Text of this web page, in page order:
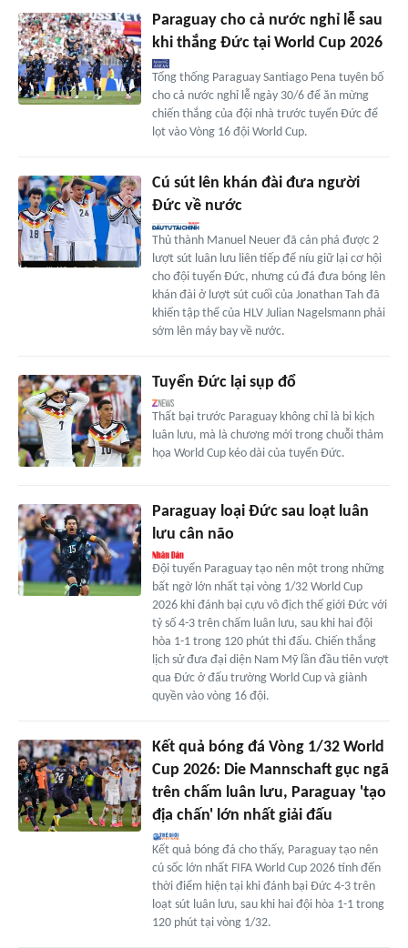
Paraguay cho cả nước nghỉ lễ sau
khi thắng Đức tại World Cup 2026
Tổng thống Paraguay Santiago Pena tuyên bố
cho cả nước nghỉ lễ ngày 30/6 để ăn mừng
chiến thắng của đội nhà trước tuyển Đức để
lọt vào Vòng 16 đội World Cup.
Cú sút lên khán đài đưa người
Đức về nước
Thủ thành Manuel Neuer đã cản phá được 2
lượt sút luân lưu liên tiếp để níu giữ lại cơ hội
cho đội tuyển Đức, nhưng cú đá đưa bóng lên
khán đài ở lượt sút cuối của Jonathan Tah đã
khiến tập thể của HLV Julian Nagelsmann phải
sớm lên máy bay về nước.
Tuyển Đức lại sụp đổ
Thất bại trước Paraguay không chỉ là bi kịch
luân lưu, mà là chương mới trong chuỗi thảm
họa World Cup kéo dài của tuyển Đức.
Paraguay loại Đức sau loạt luân
lưu cân não
Đội tuyển Paraguay tạo nên một trong những
bất ngờ lớn nhất tại vòng 1/32 World Cup
2026 khi đánh bại cựu vô địch thế giới Đức với
tỷ số 4-3 trên chấm luân lưu, sau khi hai đội
hòa 1-1 trong 120 phút thi đấu. Chiến thắng
lịch sử đưa đại diện Nam Mỹ lần đầu tiên vượt
qua Đức ở đấu trường World Cup và giành
quyền vào vòng 16 đội.
Kết quả bóng đá Vòng 1/32 World
Cup 2026: Die Mannschaft gục ngã
trên chấm luân lưu, Paraguay 'tạo
địa chấn' lớn nhất giải đấu
Kết quả bóng đá cho thấy, Paraguay tạo nên
cú sốc lớn nhất FIFA World Cup 2026 tính đến
thời điểm hiện tại khi đánh bại Đức 4-3 trên
loạt sút luân lưu, sau khi hai đội hòa 1-1 trong
120 phút tại vòng 1/32.